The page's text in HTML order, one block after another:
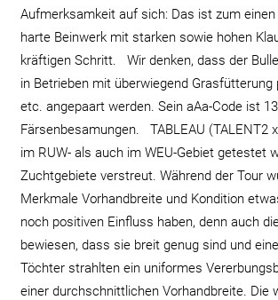
Aufmerksamkeit auf sich: Das ist zum
harte Beinwerk mit starken sowie hohen
kräftigen Schritt. Wir denken, dass der
in Betrieben mit überwiegend
etc. angepaart werden. Sein aAa-Code ist
Färsenbesamungen. TABLEAU (TALENT2
im RUW- als auch im WEU-Gebiet getestet
Zuchtgebiete verstreut. Während der Tour
Merkmale Vorhandbreite und Kondition
noch positiven Einfluss haben, denn auch
bewiesen, dass sie breit genug sind und
Töchter strahlten ein uniformes
einer durchschnittlichen Vorhandbreite. Die